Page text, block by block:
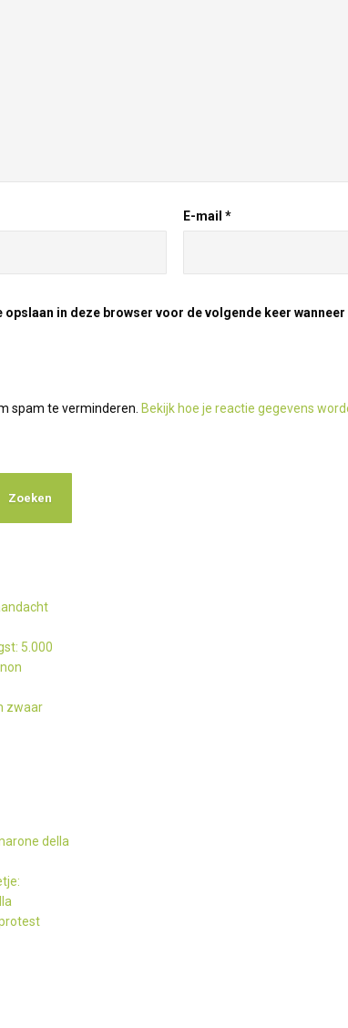
E-mail *
opslaan in deze browser voor de volgende keer
spam te verminderen. Bekijk hoe je reactie gegevens
5.000
zwaar
della